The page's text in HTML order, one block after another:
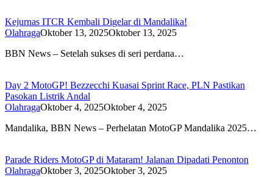
Kejurnas ITCR Kembali Digelar di Mandalika!
OlahragaOktober 13, 2025Oktober 13, 2025
BBN News – Setelah sukses di seri perdana…
Day 2 MotoGP! Bezzecchi Kuasai Sprint Race, PLN Pastikan
Pasokan Listrik Andal
OlahragaOktober 4, 2025Oktober 4, 2025
Mandalika, BBN News – Perhelatan MotoGP Mandalika 2025…
Parade Riders MotoGP di Mataram! Jalanan Dipadati Penonton
OlahragaOktober 3, 2025Oktober 3, 2025